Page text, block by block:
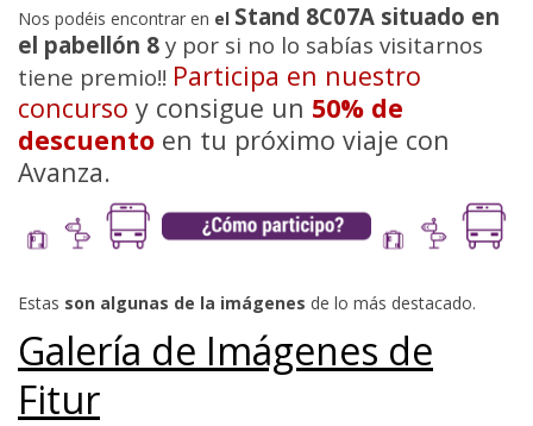
Nos podéis encontrar en el Stand 8C07A situado en
el pabellón 8 y por si no lo sabías visitarnos
tiene premio!! Participa en nuestro
concurso y consigue un 50% de
descuento en tu próximo viaje con
Avanza.
Estas son algunas de la imágenes de lo más destacado.
Galería de Imágenes de
Fitur